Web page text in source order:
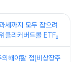
세까지 모두 잡으려
클리커버드콜 ETF』
해야할 점(비상장주